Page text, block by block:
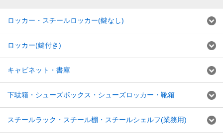
ロッカー・スチールロッカー(鍵なし)
ロッカー(鍵付き)
キャビネット・書庫
下駄箱・シューズボックス・シューズロッカー・靴箱
スチールラック・スチール棚・スチールシェルフ(業務用)